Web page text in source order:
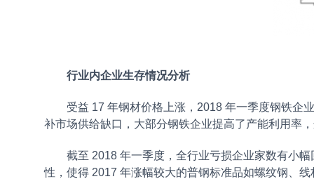
行业内企业生存情况分析
受益 17 年钢材价格上涨，2018 年一季度钢铁企业
补市场供给缺口，大部分钢铁企业提高了产能利用率
截至 2018 年一季度，全行业亏损企业家数有小幅
性，使得 2017 年涨幅较大的普钢标准品如螺纹钢、